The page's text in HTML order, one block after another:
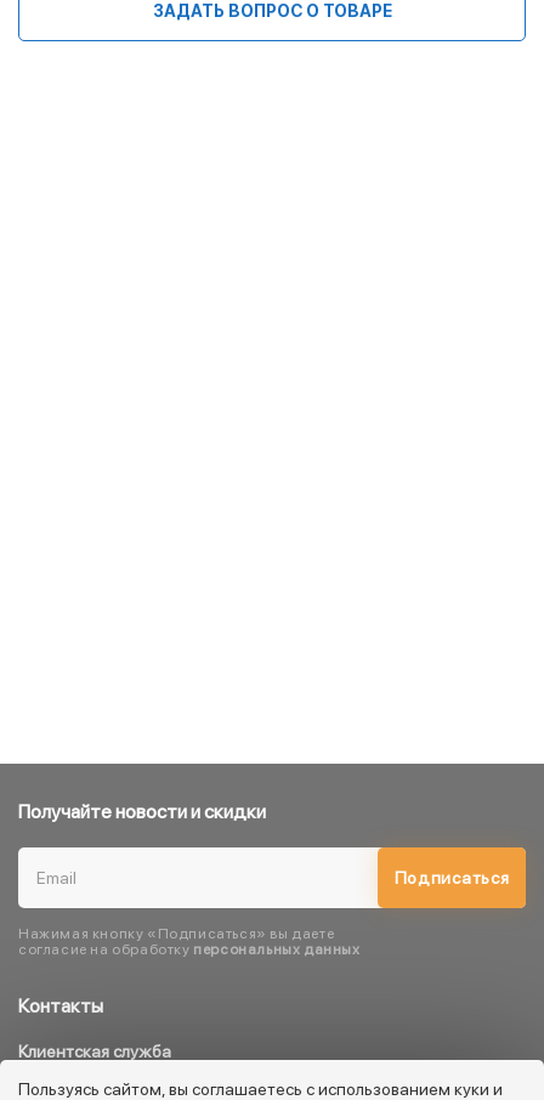
ЗАДАТЬ ВОПРОС О ТОВАРЕ
Контакты
Клиентская служба
8 800 333 08 45
Получайте новости и скидки
Подписаться
Нажимая кнопку «Подписаться» вы даете
согласие на обработку персональных данных
Пользуясь сайтом, вы соглашаетесь с использованием куки и